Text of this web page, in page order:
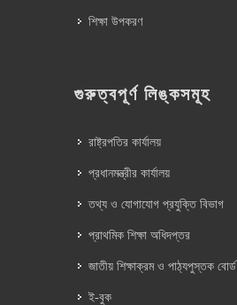
শিক্ষা উপকরণ
গুরুত্বপূর্ণ লিঙ্কসমূহ
রাষ্ট্রপতির কার্যালয়
প্রধানমন্ত্রীর কার্যালয়
তথ্য ও যোগাযোগ প্রযুক্তি বিভাগ
প্রাথমিক শিক্ষা অধিদপ্তর
জাতীয় শিক্ষাক্রম ও পাঠ্যপুস্তক বোর্ড
ই-বুক